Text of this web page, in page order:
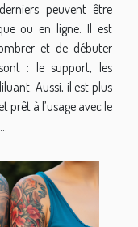
peuvent être
ou en ligne. Il est
et de débuter
: le support, les
Aussi, il est plus
prêt à l’usage avec le